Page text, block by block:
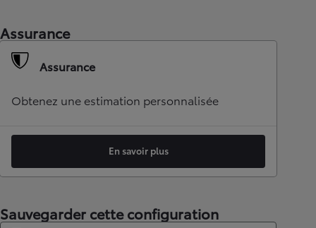
Assurance
Assurance
Obtenez une estimation personnalisée
En savoir plus
Sauvegarder cette configuration